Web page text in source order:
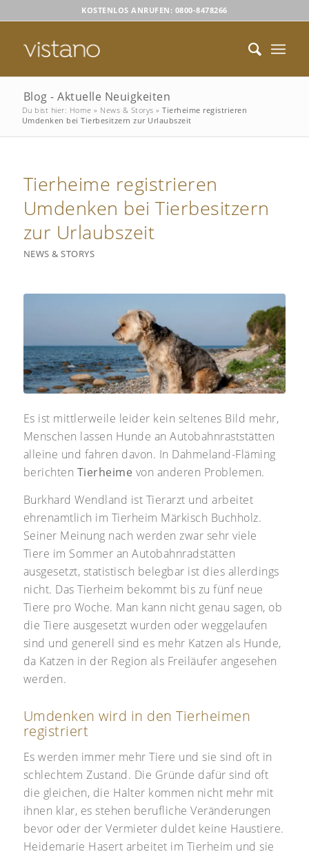
KOSTENLOS ANRUFEN: 0800-8478266
Blog - Aktuelle Neuigkeiten
Du bist hier: Home » News & Storys »Tierheime registrieren
Umdenken bei Tierbesitzern zur Urlaubszeit
Tierheime registrieren
Umdenken bei Tierbesitzern
zur Urlaubszeit
NEWS & STORYS
Es ist mittlerweile leider kein seltenes Bild mehr,
Menschen lassen Hunde an Autobahnraststätten
alleine und fahren davon. In Dahmeland-Fläming
berichten Tierheime von anderen Problemen.
Burkhard Wendland ist Tierarzt und arbeitet
ehrenamtlich im Tierheim Märkisch Buchholz.
Seiner Meinung nach werden zwar sehr viele
Tiere im Sommer an Autobahnradstätten
ausgesetzt, statistisch belegbar ist dies allerdings
nicht. Das Tierheim bekommt bis zu fünf neue
Tiere pro Woche. Man kann nicht genau sagen, ob
die Tiere ausgesetzt wurden oder weggelaufen
sind und generell sind es mehr Katzen als Hunde,
da Katzen in der Region als Freiläufer angesehen
werden.
Umdenken wird in den Tierheimen
registriert
Es werden immer mehr Tiere und sie sind oft in
schlechtem Zustand. Die Gründe dafür sind oft
die gleichen, die Halter kommen nicht mehr mit
ihnen klar, es stehen berufliche Veränderungen
bevor oder der Vermieter duldet keine Haustiere.
Heidemarie Hasert arbeitet im Tierheim und sie